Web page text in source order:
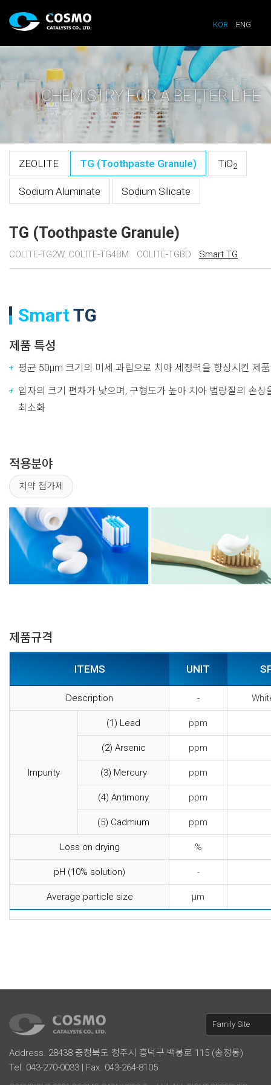
KOR ENG
CHEMISTRY FOR A BETTER LIFE
ZEOLITE TG (Toothpaste Granule) TiO2
Sodium Aluminate Sodium Silicate
TG (Toothpaste Granule)
COLITE-TG2W, COLITE-TG4BM COLITE-TGBD Smart TG
SmartTG
제품 특성
평균 50μm 크기의 미세 과립으로 치아 세정력을 향상시킨 제품
입자의 크기 편차가 낮으며, 구형도가 높아 치아 법랑질의 손상
최소화
적용분야
치약 첨가제
제품규격
ITEMS UNIT
Description -
Impurity
(1) Lead ppm
(2) Arsenic ppm
(3) Mercury ppm
(4) Antimony ppm
(5) Cadmium ppm
Loss on drying %
pH (10% solution) -
Average particle size μm
Address. 28438 충청북도 청주시 흥덕구 백봉로 115 (송정동)
Tel. 043-270-0033 | Fax. 043-264-8105
Family Site